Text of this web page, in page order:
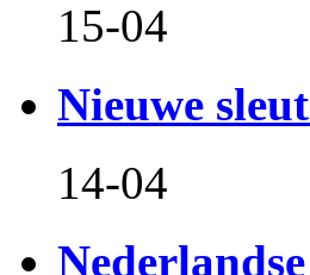
15-04
Nieuwe
14-04